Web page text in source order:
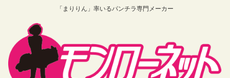
「まりりん」率いるパンチラ専門メーカー